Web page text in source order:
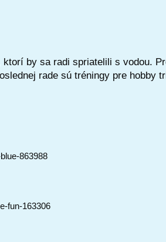
by sa radi spriatelili s vodou.
rade sú tréningy pre hobby